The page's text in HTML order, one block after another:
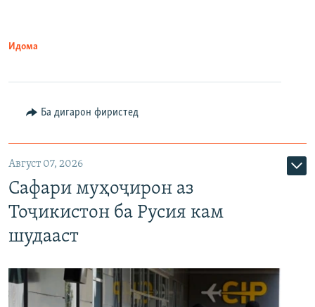
Идома
Ба дигарон фиристед
Август 07, 2026
Сафари муҳоҷирон аз
Тоҷикистон ба Русия кам
шудааст